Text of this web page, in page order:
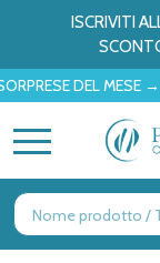
ISCRIVITI
DEL MESE → ✨
Ricerca